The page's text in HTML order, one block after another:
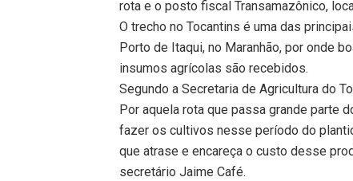
rota e o posto fiscal Transamazônico,
O trecho no Tocantins é uma das
Porto de Itaqui, no Maranhão, por onde
insumos agrícolas são recebidos.
Segundo a Secretaria de Agricultura do
Por aquela rota que passa grande parte
fazer os cultivos nesse período do
que atrase e encareça o custo desse
secretário Jaime Café.